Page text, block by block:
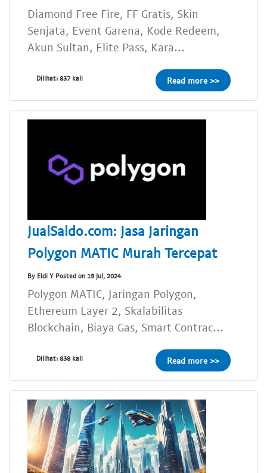
Diamond Free Fire, FF Gratis, Skin
Senjata, Event Garena, Kode Redeem,
Akun Sultan, Elite Pass, Kara...
Dilihat: 837 kali Read more >>
JualSaldo.com: Jasa Jaringan
Polygon MATIC Murah Tercepat
By Eldi Y Posted on 19 Jul, 2024
Polygon MATIC, Jaringan Polygon,
Ethereum Layer 2, Skalabilitas
Blockchain, Biaya Gas, Smart Contrac...
Dilihat: 838 kali Read more >>